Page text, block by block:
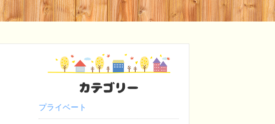
カテゴリー
プライベート